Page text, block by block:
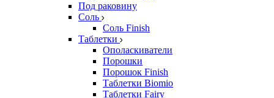
Под раковину
Соль
Соль Finish
Таблетки
Ополаскиватели
Порошки
Порошок Finish
Таблетки Biomio
Таблетки Fairy